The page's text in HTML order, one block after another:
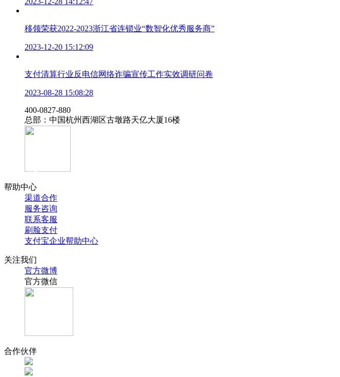
移领荣获2022-2023浙江省连锁业“数智化优秀服务商”
2023-12-20 15:12:09
支付清算行业反电信网络诈骗宣传工作实效调研问卷
2023-08-28 15:08:28
‭400-0827-880
总部：中国杭州西湖区古墩路天亿大厦16楼
官方抖音
帮助中心
渠道合作
服务咨询
联系客服
刷脸支付
支付宝企业帮助中心
关注我们
官方微博
官方微信
合作伙伴